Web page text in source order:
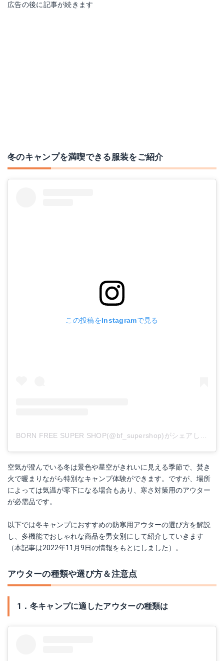
広告の後に記事が続きます
冬のキャンプを満喫できる服装をご紹介
この投稿をInstagramで見る
BORN FREE SUPER SHOP(@bf_supershop)がシェアした投稿
空気が澄んでいる冬は景色や星空がきれいに見える季節で、焚き
火で暖まりながら特別なキャンプ体験ができます。ですが、場所
によっては気温が零下になる場合もあり、寒さ対策用のアウター
が必需品です。
以下では冬キャンプにおすすめの防寒用アウターの選び方を解説
し、多機能でおしゃれな商品を男女別にして紹介していきます
（本記事は2022年11月9日の情報をもとにしました）。
アウターの種類や選び方＆注意点
1．冬キャンプに適したアウターの種類は